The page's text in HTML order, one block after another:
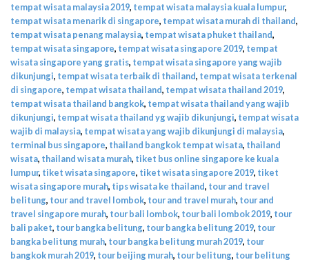
tempat wisata malaysia 2019, tempat wisata malaysia kuala lumpur,
tempat wisata menarik di singapore, tempat wisata murah di thailand,
tempat wisata penang malaysia, tempat wisata phuket thailand,
tempat wisata singapore, tempat wisata singapore 2019, tempat
wisata singapore yang gratis, tempat wisata singapore yang wajib
dikunjungi, tempat wisata terbaik di thailand, tempat wisata terkenal
di singapore, tempat wisata thailand, tempat wisata thailand 2019,
tempat wisata thailand bangkok, tempat wisata thailand yang wajib
dikunjungi, tempat wisata thailand yg wajib dikunjungi, tempat wisata
wajib di malaysia, tempat wisata yang wajib dikunjungi di malaysia,
terminal bus singapore, thailand bangkok tempat wisata, thailand
wisata, thailand wisata murah, tiket bus online singapore ke kuala
lumpur, tiket wisata singapore, tiket wisata singapore 2019, tiket
wisata singapore murah, tips wisata ke thailand, tour and travel
belitung, tour and travel lombok, tour and travel murah, tour and
travel singapore murah, tour bali lombok, tour bali lombok 2019, tour
bali paket, tour bangka belitung, tour bangka belitung 2019, tour
bangka belitung murah, tour bangka belitung murah 2019, tour
bangkok murah 2019, tour beijing murah, tour belitung, tour belitung